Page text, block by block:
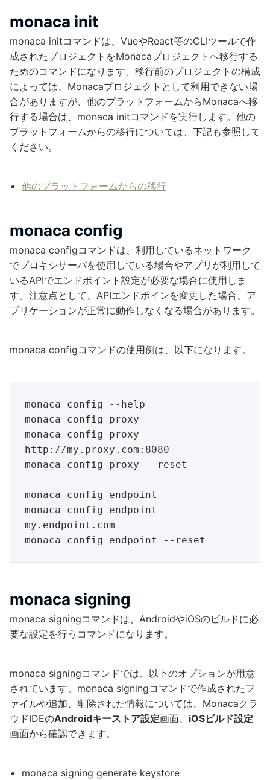
monaca init
monaca initコマンドは、VueやReact等のCLIツールで作
成されたプロジェクトをMonacaプロジェクトへ移行する
ためのコマンドになります。移行前のプロジェクトの構成
によっては、Monacaプロジェクトとして利用できない場
合がありますが、他のプラットフォームからMonacaへ移
行する場合は、monaca initコマンドを実行します。他の
プラットフォームからの移行については、下記も参照して
ください。
他のプラットフォームからの移行
monaca config
monaca configコマンドは、利用しているネットワーク
でプロキシサーバを使用している場合やアプリが利用して
いるAPIでエンドポイント設定が必要な場合に使用しま
す。注意点として、APIエンドポインを変更した場合、ア
プリケーションが正常に動作しなくなる場合があります。
monaca configコマンドの使用例は、以下になります。
monaca config --help
monaca config proxy
monaca config proxy
http://my.proxy.com:8080
monaca config proxy --reset
monaca config endpoint
monaca config endpoint
my.endpoint.com
monaca signing
monaca signingコマンドは、AndroidやiOSのビルドに必
要な設定を行うコマンドになります。
monaca signingコマンドでは、以下のオプションが用意
されています。monaca signingコマンドで作成されたフ
ァイルや追加、削除された情報については、Monacaクラ
ウドIDEのAndroidキーストア設定画面、 iOSビルド設定
画面から確認できます。
monaca signing generate keystore